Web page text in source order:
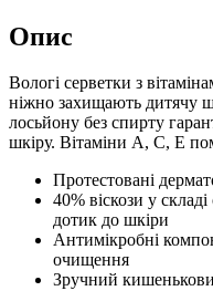
Опис
Вологі серветки з
ніжно захищають дитячу
лосьйону без спирту
шкіру. Вітаміни А, С, Е
Протестовані
40% віскози у
дотик до шкіри
Антимікробні
очищення
Зручний